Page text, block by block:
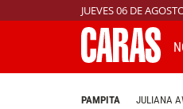
JUEVES 06 DE
PAMPITA JULIANA